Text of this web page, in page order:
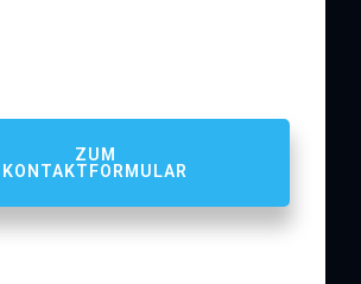
ZUM
KONTAKTFORMULAR